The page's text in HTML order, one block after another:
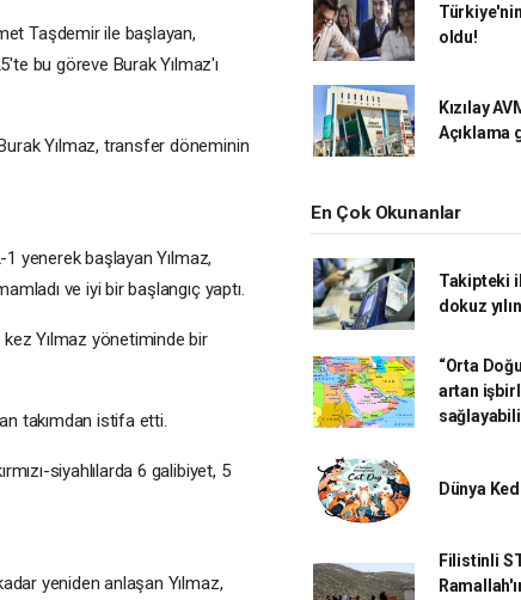
Taşdemir ile başlayan,
bu göreve Burak Yılmaz'ı
Yılmaz, transfer döneminin
yenerek başlayan Yılmaz,
ve iyi bir başlangıç yaptı.
Yılmaz yönetiminde bir
takımdan istifa etti.
siyahlılarda 6 galibiyet, 5
yeniden anlaşan Yılmaz,
oldu!
Kızılay
Açıklama
En Çok Okunanlar
Takipteki
dokuz
“Orta
artan
Dünya
Filistinli